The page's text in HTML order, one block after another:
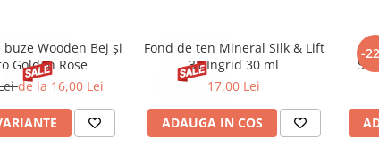
buze Wooden Bej și
Golden Rose
de la 16,00 Lei
Fond de ten Mineral Silk & Lift
31 Ingrid 30 ml
17,00 Lei
ADAUGA IN COS
-